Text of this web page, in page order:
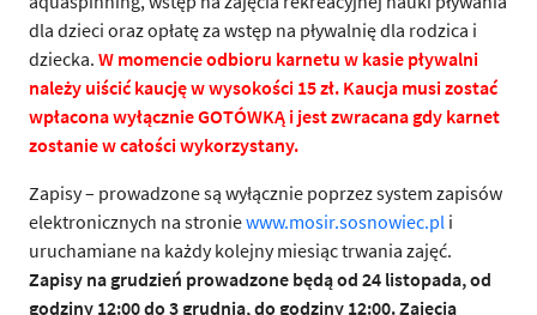
dla dzieci oraz opłatę za wstęp na pływalnię dla rodzica i
dziecka. W momencie odbioru karnetu w kasie pływalni
należy uiścić kaucję w wysokości 15 zł. Kaucja musi zostać
wpłacona wyłącznie GOTÓWKĄ i jest zwracana gdy karnet
zostanie w całości wykorzystany.
Zapisy – prowadzone są wyłącznie poprzez system zapisów
elektronicznych na stroniewww.mosir.sosnowiec.pl i
uruchamiane na każdy kolejny miesiąc trwania zajęć.
Zapisy na grudzień prowadzone będą od 24 listopada, od
godziny 12:00 do 3 grudnia, do godziny 12:00. Zajęcia